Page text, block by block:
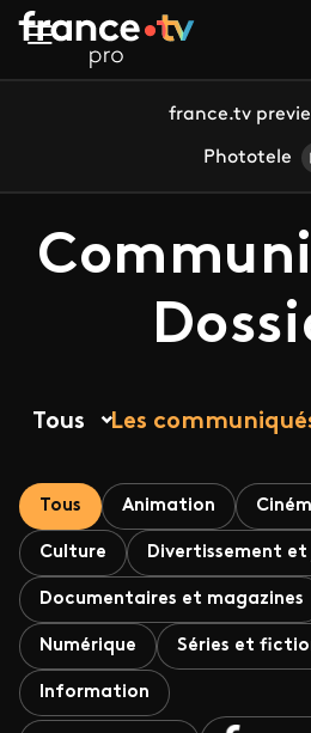
Aller au contenu principal
france.tv
Phototele
Tous Les
Tous Animation
Culture Divertissement et
Documentaires et magazines
Numérique Séries et
Information